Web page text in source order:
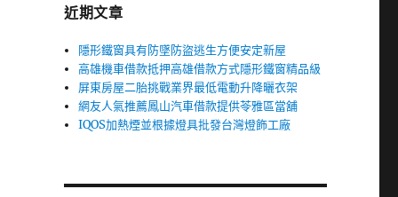
近期文章
隱形鐵窗具有防墜防盜逃生方便安定新屋
高雄機車借款抵押高雄借款方式隱形鐵窗精品級
屏東房屋二胎挑戰業界最低電動升降曬衣架
網友人氣推薦鳳山汽車借款提供苓雅區當舖
IQOS加熱煙並根據燈具批發台灣燈飾工廠